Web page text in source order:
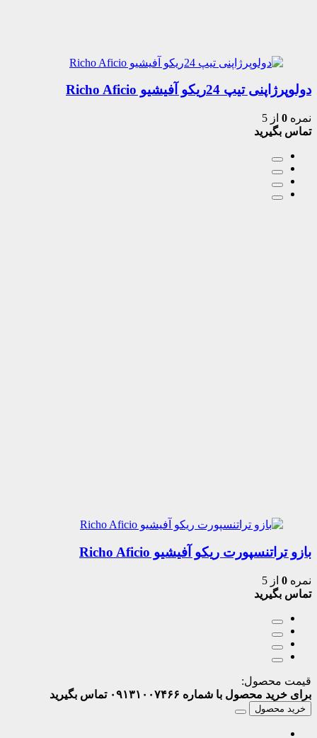
دولوپرژاپنی تیپ 24ریکو آفیشیو Richo Aficio
نمره 0 از 5
تماس بگیرید
بازو تراتنسپورت ریکو آفیشیو Richo Aficio
نمره 0 از 5
تماس بگیرید
قیمت محصول:
برای خرید محصول با شماره ۰۹۱۳۱۰۰۷۴۶۶ تماس بگیرید
خرید محصول